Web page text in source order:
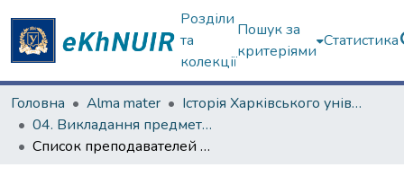
Розділи
та
колекції
Пошук за
критеріями
Статистика
Головна Alma mater
Історія Харківського університету
04. Викладання предметів у Імператорському Харківському університеті
Список преподавателей и чиновников Императорского Харьковского университета по учебной части на 1858–1859 учебный год